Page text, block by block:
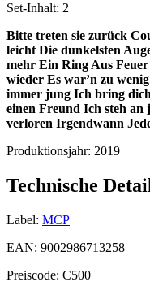
Set-Inhalt: 2
Bitte treten sie zurück
leicht Die dunkelsten
mehr Ein Ring Aus Feuer
wieder Es war’n zu
immer jung Ich bring
einen Freund Ich steh an
verloren Irgendwann
Produktionsjahr: 2019
Technische
Label: MCP
EAN: 9002986713258
Preiscode: C500